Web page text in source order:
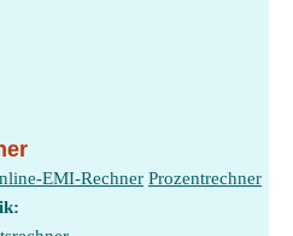
EMI-Rechner Prozentrechner